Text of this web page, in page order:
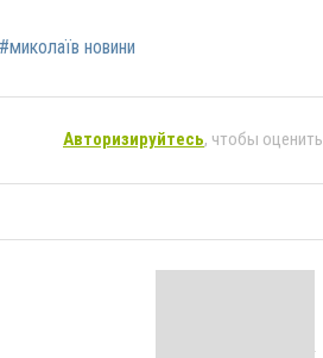
#миколаїв новини
Авторизируйтесь, чтобы оценить